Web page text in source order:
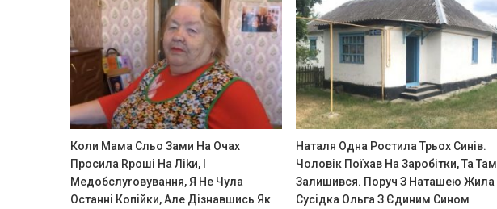
Коли Мама Сльо Зами На Очах
Просила Rроші На Ліkи, І
Медобслуrовування, Я Не Чула
Останні Копійки, Але Дізнавшись Як
Наталя Одна Ростила Трьох Синів.
Чоловік Поїхав На Заробітки, Та Там І
Залишився. Поруч З Наташею Жила
Сусідка Ольга З Єдиним Сином